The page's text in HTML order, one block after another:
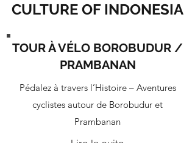
CULTURE OF INDONESIA
TOUR À VÉLO BOROBUDUR /
PRAMBANAN
Pédalez à travers l’Histoire – Aventures
cyclistes autour de Borobudur et
Prambanan